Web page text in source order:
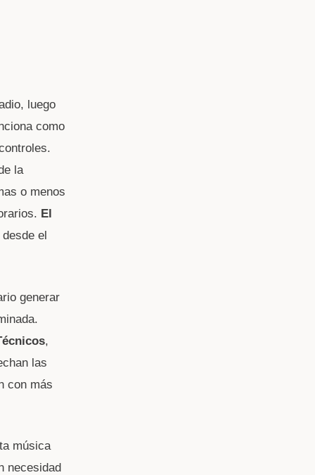
luego
como
la
o menos
El
el
generar
,
las
con más
música
necesidad